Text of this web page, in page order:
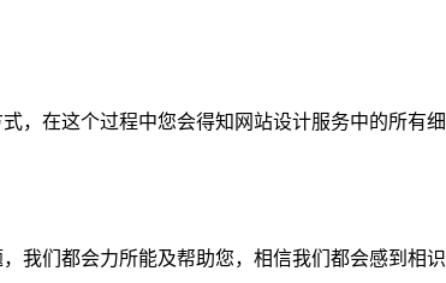
，在这个过程中您会得知网站设计服务中的所有
我们都会力所能及帮助您，相信我们都会感到相